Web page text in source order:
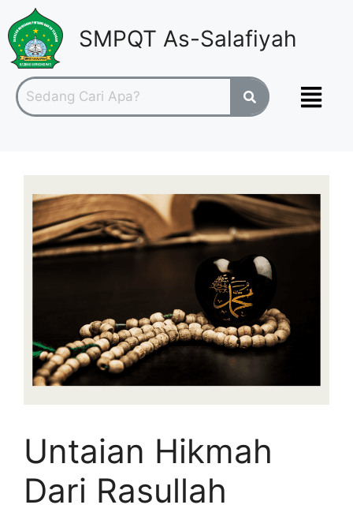
SMPQT As-Salafiyah
Untaian Hikmah
Dari Rasullah